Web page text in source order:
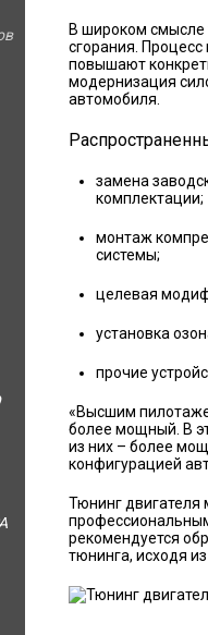
В широком смысле
сгорания.
повышают
модернизация
автомобиля.
замена
комплектации;
монтаж
системы;
целевая
установка
прочие
«Высшим
более мощный. В
из них – более
конфигурацией
Тюнинг
рекомендуется
тюнинга, исходя